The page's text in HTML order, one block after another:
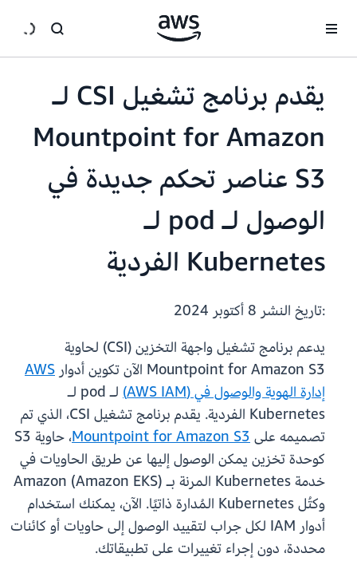
يقدم برنامج تشغيل CSI لـ
Mountpoint for Amazon
S3 عناصر تحكم جديدة في
الوصول لـ pod لـ
Kubernetes الفردية
:تاريخ النشر
يدعم برنامج تشغيل واجهة التخزين (CSI) لحاوية
Mountpoint for Amazon S3 الآن تكوين أدوار
AWS
إدارة الهوية والوصول في (AWS IAM)
لـ pod لـ
Kubernetes الفردية. يقدم برنامج تشغيل CSI، الذي تم
تصميمه علىMountpoint for Amazon S3
، حاوية S3
كوحدة تخزين يمكن الوصول إليها عن طريق الحاويات في
خدمة Kubernetes المرنة بـ Amazon (Amazon EKS)
وكتُل Kubernetes المُدارة ذاتيًا. الآن، يمكنك استخدام
أدوار IAM لكل جراب لتقييد الوصول إلى حاويات أو كائنات
محددة، دون إجراء تغييرات على تطبيقاتك.